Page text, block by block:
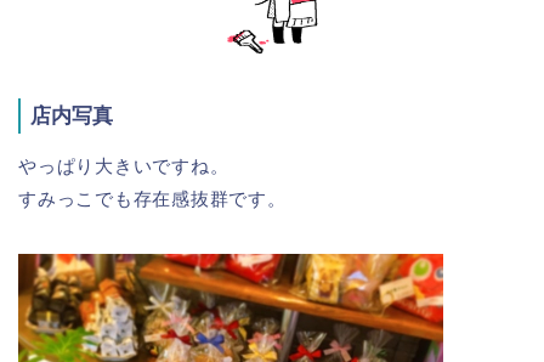
店内写真
やっぱり大きいですね。
すみっこでも存在感抜群です。